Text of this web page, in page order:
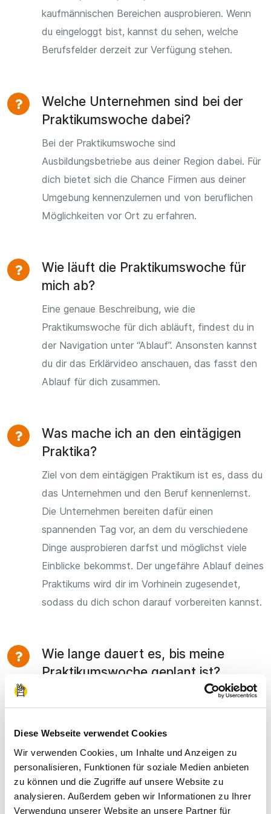
Diese Webseite verwendet Cookies
Wir verwenden Cookies, um Inhalte und Anzeigen zu
personalisieren, Funktionen für soziale Medien anbieten
zu können und die Zugriffe auf unsere Website zu
analysieren. Außerdem geben wir Informationen zu Ihrer
Verwendung unserer Website an unsere Partner für
kaufmännischen Bereichen ausprobieren. Wenn
du eingeloggt bist, kannst du sehen, welche
Berufsfelder derzeit zur Verfügung stehen.
Welche Unternehmen sind bei der
Praktikumswoche dabei?
Bei der Praktikumswoche sind
Ausbildungsbetriebe aus deiner Region dabei. Für
dich bietet sich die Chance Firmen aus deiner
Umgebung kennenzulernen und von beruflichen
Möglichkeiten vor Ort zu erfahren.
Wie läuft die Praktikumswoche für
mich ab?
Eine genaue Beschreibung, wie die
Praktikumswoche für dich abläuft, findest du in
der Navigation unter “Ablauf”. Ansonsten kannst
du dir das Erklärvideo anschauen, das fasst den
Ablauf für dich zusammen.
Was mache ich an den eintägigen
Praktika?
Ziel von dem eintägigen Praktikum ist es, dass du
das Unternehmen und den Beruf kennenlernst.
Die Unternehmen bereiten dafür einen
spannenden Tag vor, an dem du verschiedene
Dinge ausprobieren darfst und möglichst viele
Einblicke bekommst. Der ungefähre Ablauf deines
Praktikums wird dir im Vorhinein zugesendet,
sodass du dich schon darauf vorbereiten kannst.
Wie lange dauert es, bis meine
Praktikumswoche geplant ist?
Die Anmeldung dauert nur wenige Minuten. Du
noch kurz in einem Motivationsschreiben vor und
kannst dann die Vermittlung starten. Jetzt
werden die Unternehmen angefragt, eine
Rückmeldung bekommst du nach wenigen Tagen,
sodass deine Praktikumswoche nach 1-2 Wochen